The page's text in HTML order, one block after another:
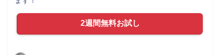
2週間無料お試し